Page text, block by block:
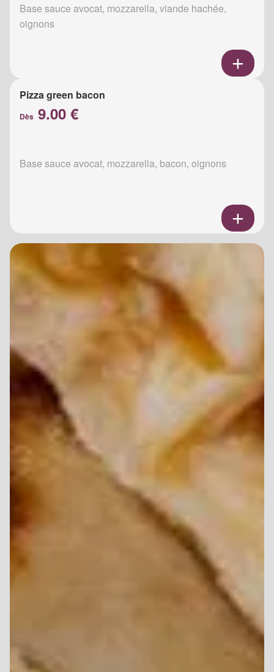
Base sauce avocat, mozzarella, viande hachée,
oignons
Pizza green bacon
Dès 9.00 €
Base sauce avocat, mozzarella, bacon, oignons